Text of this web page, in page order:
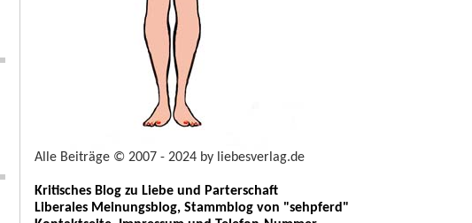
Alle Beiträge © 2007 - 2024 by liebesverlag.de
Kritisches Blog zu Liebe und Parterschaft
Liberales Meinungsblog, Stammblog von "sehpferd"